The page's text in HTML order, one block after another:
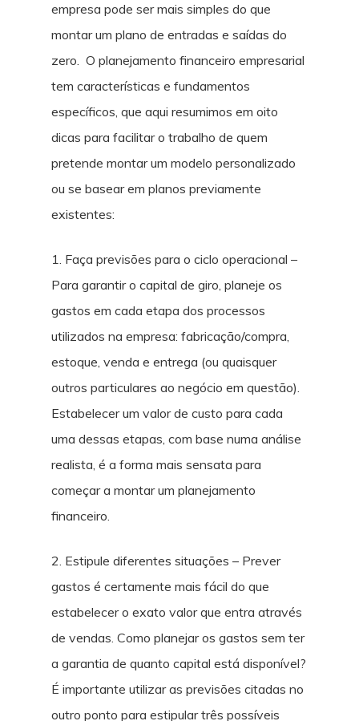
empresa pode ser mais simples do que
montar um plano de entradas e saídas do
zero. O planejamento financeiro empresarial
tem características e fundamentos
específicos, que aqui resumimos em oito
dicas para facilitar o trabalho de quem
pretende montar um modelo personalizado
ou se basear em planos previamente
existentes:
1. Faça previsões para o ciclo operacional –
Para garantir o capital de giro, planeje os
gastos em cada etapa dos processos
utilizados na empresa: fabricação/compra,
estoque, venda e entrega (ou quaisquer
outros particulares ao negócio em questão).
Estabelecer um valor de custo para cada
uma dessas etapas, com base numa análise
realista, é a forma mais sensata para
começar a montar um planejamento
financeiro.
2. Estipule diferentes situações – Prever
gastos é certamente mais fácil do que
estabelecer o exato valor que entra através
de vendas. Como planejar os gastos sem ter
a garantia de quanto capital está disponível?
É importante utilizar as previsões citadas no
outro ponto para estipular três possíveis